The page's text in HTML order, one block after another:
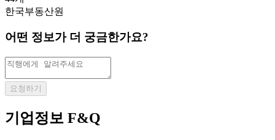
한국부동산원
어떤 정보가 더 궁금한가요?
요청하기
기업정보 F&Q